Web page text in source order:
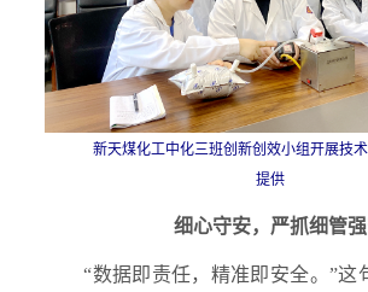
新天煤化工中化三班创新创效小组开展技
提供
细心守安，严抓细管
“数据即责任，精准即安全。”这